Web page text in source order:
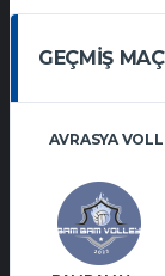
GEÇMIŞ
AVRASYA